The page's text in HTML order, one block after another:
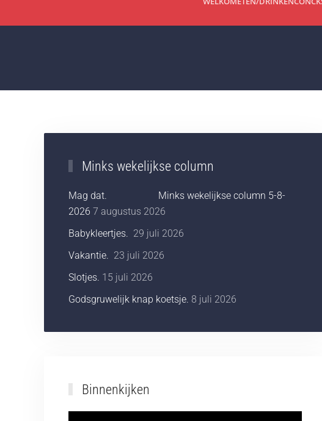
Minks wekelijkse column
Mag dat. Minks wekelijkse column 5-8-
2026 7 augustus 2026
Babykleertjes. 29 juli 2026
Vakantie. 23 juli 2026
Slotjes. 15 juli 2026
Godsgruwelijk knap koetsje. 8 juli 2026
Binnenkijken